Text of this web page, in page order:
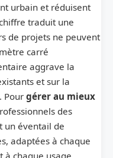
urbain et réduisent
traduit une
de projets ne peuvent
carré
aggrave la
et sur la
Pour gérer au mieux
des
un éventail de
adaptées à chaque
chaque usage.